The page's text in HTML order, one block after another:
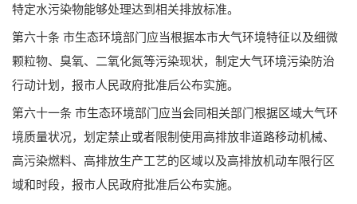
特定水污染物能够处理达到相关排放标准。
第六十条 市生态环境部门应当根据本市大气环境特征以及细微
颗粒物、臭氧、二氧化氮等污染现状，制定大气环境污染防治
行动计划，报市人民政府批准后公布实施。
第六十一条 市生态环境部门应当会同相关部门根据区域大气环
境质量状况，划定禁止或者限制使用高排放非道路移动机械、
高污染燃料、高排放生产工艺的区域以及高排放机动车限行区
域和时段，报市人民政府批准后公布实施。